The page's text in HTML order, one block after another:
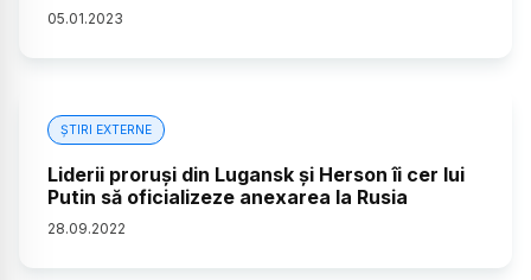
05.01.2023
ȘTIRI EXTERNE
Liderii proruşi din Lugansk şi Herson îi cer lui
Putin să oficializeze anexarea la Rusia
28.09.2022